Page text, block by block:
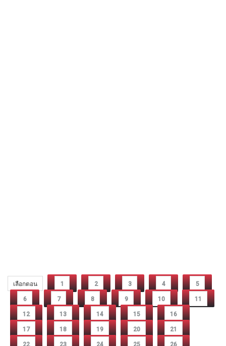
เลือกตอน 1 2 3 4 5
6 7 8 9 10 11
12 13 14 15 16
17 18 19 20 21
22 23 24 25 26